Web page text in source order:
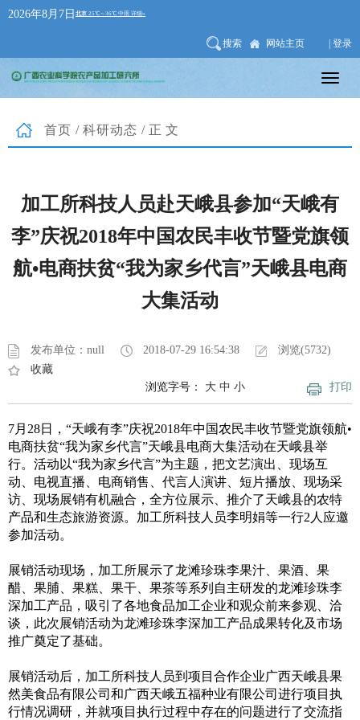
2026年8月7日
搜索 网站主页 | 登录
首页 / 科研动态 /正文
加工所科技人员赴天峨县参加“天峨有
李”庆祝2018年中国农民丰收节暨党旗领
航•电商扶贫“我为家乡代言”天峨县电商
大集活动
发布单位：null 2018-07-29 16:54:38
浏览(5732)
收藏
打印
浏览字号： 大 中 小
7月28日，“天峨有李”庆祝2018年中国农民丰收节暨党旗领航•
电商扶贫“我为家乡代言”天峨县电商大集活动在天峨县举
行。活动以“我为家乡代言”为主题，把文艺演出、现场互
动、电视直播、电商销售、代言人演讲、短片播放、现场采
访、现场展销有机融合，全方位展示、推介了天峨县的农特
产品和生态旅游资源。加工所科技人员李明娟等一行2人应邀
参加活动。
展销活动现场，加工所展示了龙滩珍珠李果汁、果酒、果
醋、果脯、果糕、果干、果茶等系列自主研发的龙滩珍珠李
深加工产品，吸引了各地食品加工企业和观众前来参观、洽
谈，此次展销活动为龙滩珍珠李深加工产品成果转化及市场
推广奠定了基础。
展销活动后，加工所科技人员到项目合作企业广西天峨县果
然美食品有限公司和广西天峨五福种业有限公司进行项目执
行情况调研，并就项目执行过程中存在的问题进行了交流指